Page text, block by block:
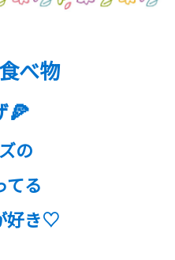
べ物
🍕
の
てる
好き♡